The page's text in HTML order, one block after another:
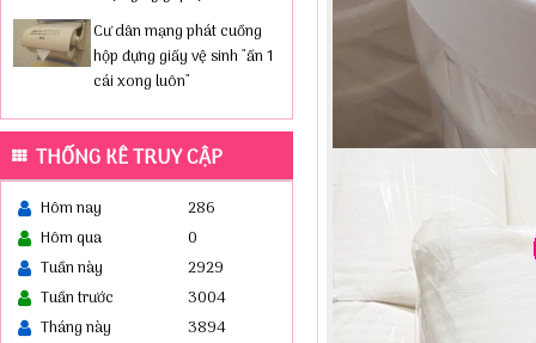
Cư dân mạng phát cuồng
hộp đựng giấy vệ sinh "ấn 1
cái xong luôn"
THỐNG KÊ TRUY CẬP
Hôm nay
286
Hôm qua
0
Tuần này
2929
Tuần trước
3004
Tháng này
3894